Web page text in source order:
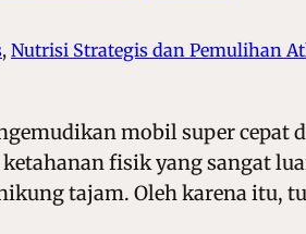
, Nutrisi Strategis dan Pemulihan
mobil super cepat
fisik yang sangat
tajam. Oleh karena itu,